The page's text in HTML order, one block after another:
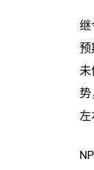
继
预
未
左